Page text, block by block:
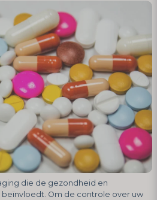
die de gezondheid en
beïnvloedt. Om de controle over uw